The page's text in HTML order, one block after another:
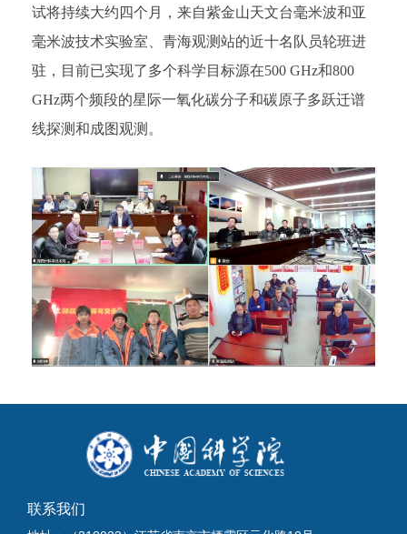
试将持续大约四个月，来自紫金山天文台毫米波和亚
毫米波技术实验室、青海观测站的近十名队员轮班进
驻，目前已实现了多个科学目标源在500 GHz和800
GHz两个频段的星际一氧化碳分子和碳原子多跃迁谱
线探测和成图观测。
联系我们